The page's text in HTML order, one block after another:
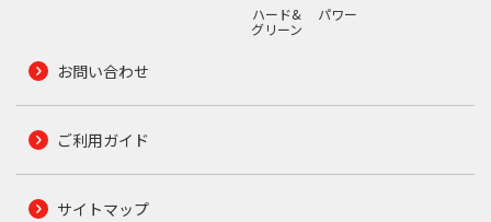
ハード&
グリーン
パワー
お問い合わせ
ご利用ガイド
サイトマップ